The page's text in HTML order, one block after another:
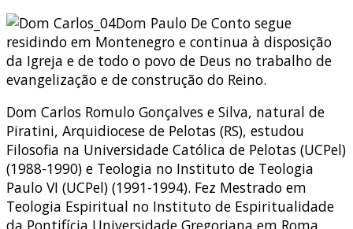
Dom Paulo De Conto segue
residindo em Montenegro e continua à disposição
da Igreja e de todo o povo de Deus no trabalho de
evangelização e de construção do Reino.
Dom Carlos Romulo Gonçalves e Silva, natural de
Piratini, Arquidiocese de Pelotas (RS), estudou
Filosofia na Universidade Católica de Pelotas (UCPel)
(1988-1990) e Teologia no Instituto de Teologia
Paulo VI (UCPel) (1991-1994). Fez Mestrado em
Teologia Espiritual no Instituto de Espiritualidade
da Pontifícia Universidade Gregoriana em Roma